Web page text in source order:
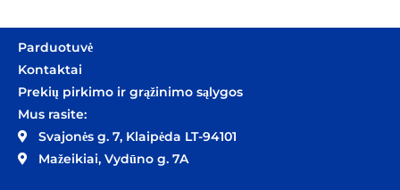
Parduotuvė
Kontaktai
Prekių pirkimo ir grąžinimo sąlygos
Mus rasite:
Svajonės g. 7, Klaipėda LT-94101
Mažeikiai, Vydūno g. 7A